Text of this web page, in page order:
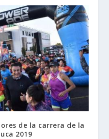
de la carrera de la
2019